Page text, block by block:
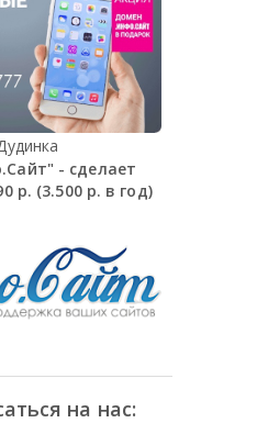
- сделает
р. (3.500 р. в год)
на нас: